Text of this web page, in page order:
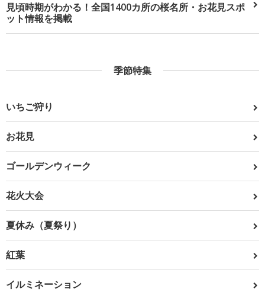
見頃時期がわかる！全国1400カ所の桜名所・お花見スポ
ット情報を掲載
季節特集
いちご狩り
お花見
ゴールデンウィーク
花火大会
夏休み（夏祭り）
紅葉
イルミネーション